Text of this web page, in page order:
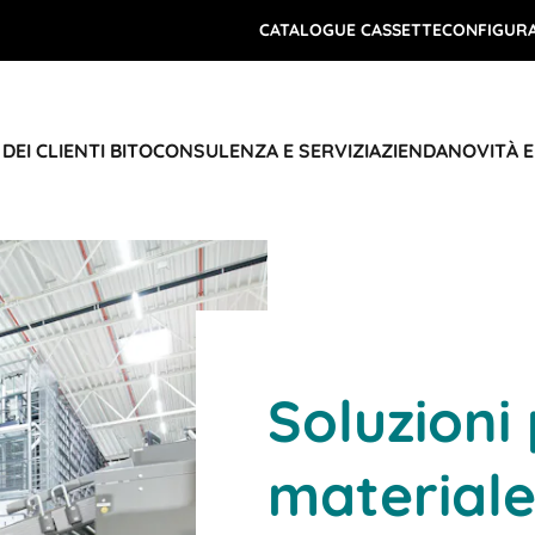
CATALOGUE CASSETTE
CLIENTI BITOCONSULENZA E SERVIZIAZIENDANOVITÀ